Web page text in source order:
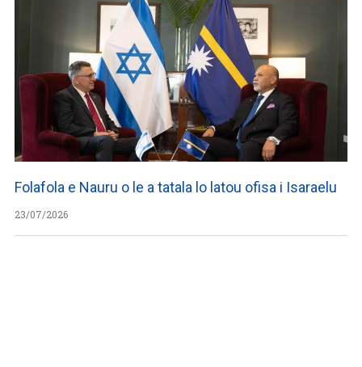
Folafola e Nauru o le a tatala lo latou ofisa i Isaraelu
23/07/2026